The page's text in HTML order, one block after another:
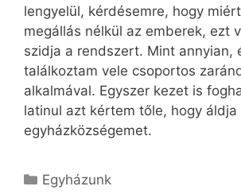
lengyelül, kérdésemre, hogy
megállás nélkül az emberek, ezt
szidja a rendszert. Mint annyian,
találkoztam vele csoportos
alkalmával. Egyszer kezet is
latinul azt kértem tőle, hogy áldja
egyházközségemet.
Kategória
Egyházunk